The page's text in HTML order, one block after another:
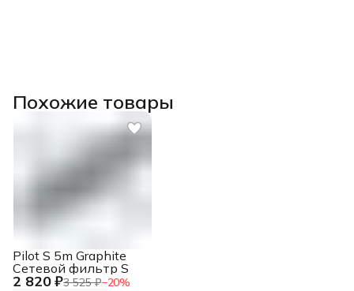
Похожие товары
2 820 ₽3 525 ₽−20%
Pilot S 5m Graphite
Сетевой фильтр S